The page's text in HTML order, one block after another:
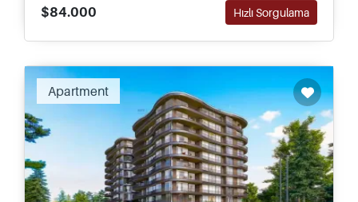
$84.000
Hızlı Sorgulama
Apartment